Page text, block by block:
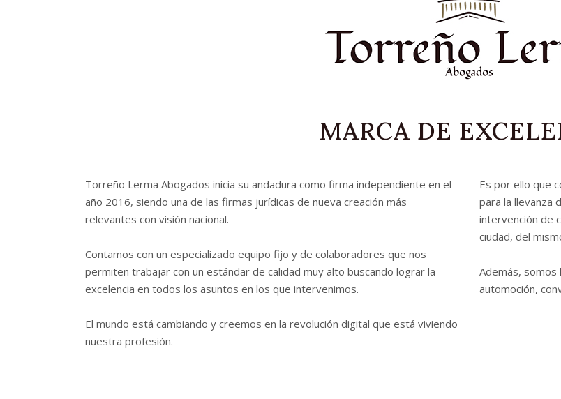
MARCA DE
Torreño Lerma Abogados inicia su andadura como firma independiente en el
año 2016, siendo una de las firmas jurídicas de nueva creación más
relevantes con visión nacional.
Contamos con un especializado equipo fijo y de colaboradores que nos
permiten trabajar con un estándar de calidad muy alto buscando lograr la
excelencia en todos los asuntos en los que intervenimos.
El mundo está cambiando y creemos en la revolución digital que está viviendo
nuestra profesión.
Es por ello que
para la llevanza
intervención de
ciudad, del
Además, somos
automoción,